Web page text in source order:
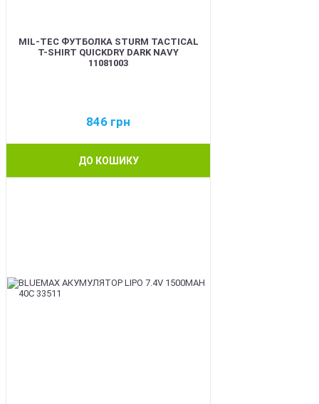
MIL-TEC ФУТБОЛКА STURM TACTICAL
T-SHIRT QUICKDRY DARK NAVY
11081003
846 грн
ДО КОШИКУ